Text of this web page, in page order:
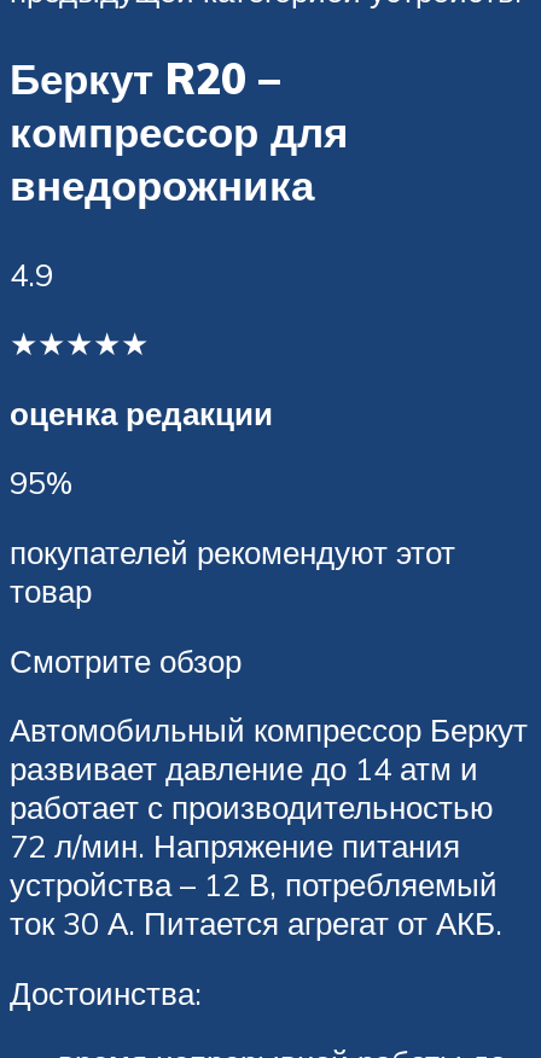
Беркут R20 –
компрессор для
внедорожника
4.9
★★★★★
оценка редакции
95%
покупателей рекомендуют этот
товар
Смотрите обзор
Автомобильный компрессор Беркут
развивает давление до 14 атм и
работает с производительностью
72 л/мин. Напряжение питания
устройства – 12 В, потребляемый
ток 30 А. Питается агрегат от АКБ.
Достоинства: